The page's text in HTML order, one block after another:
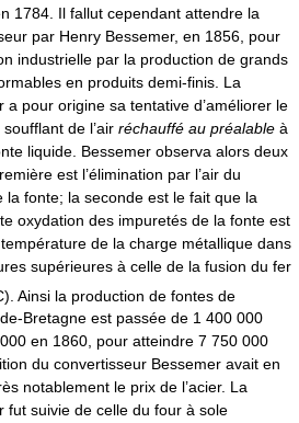
1784. Il fallut cependant attendre la
par Henry Bessemer, en 1856, pour
industrielle par la production de grands
en produits demi-finis. La
a pour origine sa tentative d’améliorer le
de l’air réchauffé au préalable à
liquide. Bessemer observa alors deux
est l’élimination par l’air du
la fonte; la seconde est le fait que la
oxydation des impuretés de la fonte est
de la charge métallique dans
supérieures à celle de la fusion du fer
Ainsi la production de fontes de
Bretagne est passée de 1 400 000
en 1860, pour atteindre 7 750 000
du convertisseur Bessemer avait en
notablement le prix de l’acier. La
fut suivie de celle du four à sole